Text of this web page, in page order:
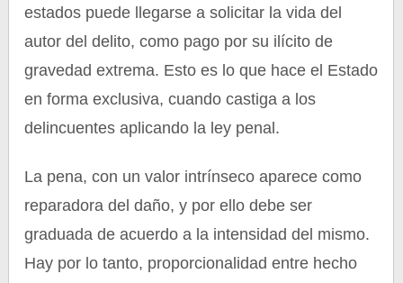
estados puede llegarse a solicitar la vida del
autor del delito, como pago por su ilícito de
gravedad extrema. Esto es lo que hace el Estado
en forma exclusiva, cuando castiga a los
delincuentes aplicando la ley penal.
La pena, con un valor intrínseco aparece como
reparadora del daño, y por ello debe ser
graduada de acuerdo a la intensidad del mismo.
Hay por lo tanto, proporcionalidad entre hecho